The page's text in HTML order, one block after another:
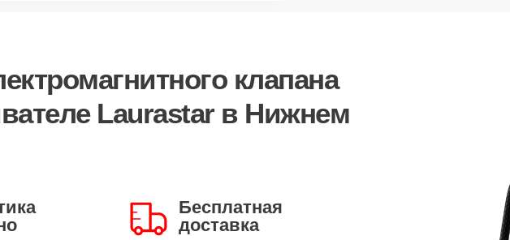
клапана
Laurastar в Нижнем
Бесплатная
доставка